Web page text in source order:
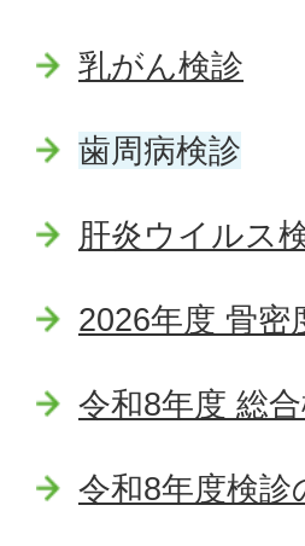
乳がん検診
歯周病検診
肝炎ウイルス
2026年度 骨密
令和8年度 総
令和8年度検診